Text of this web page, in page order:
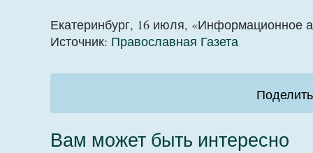
Екатеринбург, 16 июля, «Информационное
Источник: Православная Газета
Вам может быть интересно